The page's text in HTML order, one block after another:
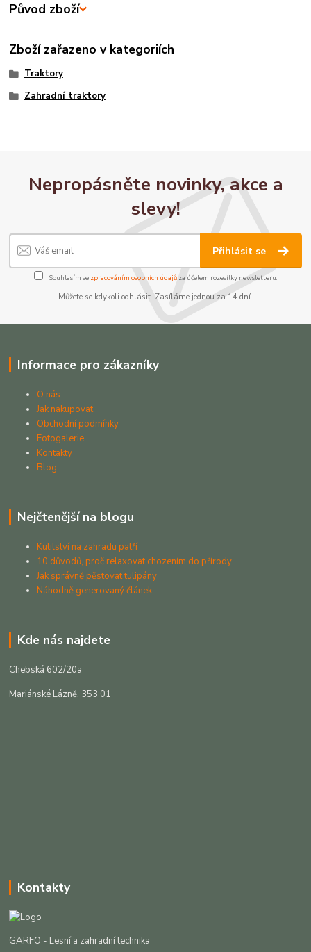
Původ zboží
Zboží zařazeno v kategoriích
Traktory
Zahradní traktory
Nepropásněte novinky, akce a
slevy!
Přihlásit se
Souhlasím se zpracováním osobních údajůza účelem rozesílky newsletteru.
Můžete se kdykoli odhlásit. Zasíláme jednou za 14 dní.
Informace pro zákazníky
O nás
Jak nakupovat
Obchodní podmínky
Fotogalerie
Kontakty
Blog
Nejčtenější na blogu
Kutilství na zahradu patří
10 důvodů, proč relaxovat chozením do přírody
Jak správně pěstovat tulipány
Náhodně generovaný článek
Kde nás najdete
Chebská 602/20a
Mariánské Lázně, 353 01
Kontakty
GARFO - Lesní a zahradní technika